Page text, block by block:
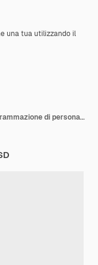
una tua utilizzando il
Futuristico sviluppatore di AI con programmazione di personaggi e persone Desi PNG nell'illustrazione del lavoro quotidiano